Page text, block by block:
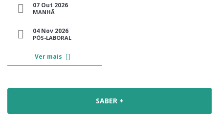
07 Out 2026
MANHÃ
04 Nov 2026
PÓS-LABORAL
Ver mais
SABER +